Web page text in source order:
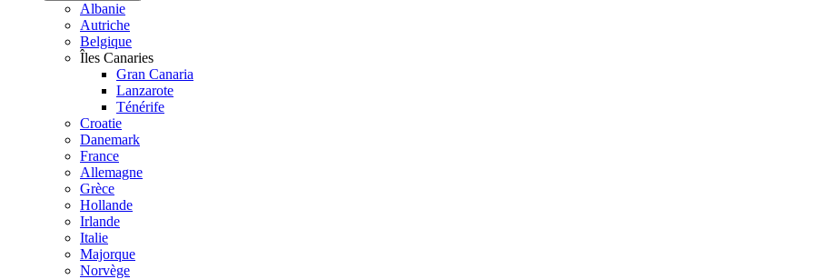
Albanie
Autriche
Belgique
Îles Canaries
Gran Canaria
Lanzarote
Ténérife
Croatie
Danemark
France
Allemagne
Grèce
Hollande
Irlande
Italie
Majorque
Norvège